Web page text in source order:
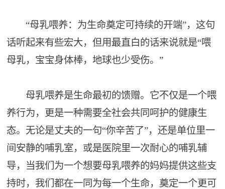
“母乳喂养：为生命奠定可持续的开端”，这句
话听起来有些宏大，但用最直白的话来说就是“喂
母乳，宝宝身体棒，地球也少受伤。”
母乳喂养是生命最初的馈赠。它不仅是一个喂
养行为，更是一种需要全社会共同呵护的健康生
态。无论是丈夫的一句“你辛苦了”，还是单位里一
间安静的哺乳室，或是医院里一次耐心的哺乳辅
导，当我们为一个想要母乳喂养的妈妈提供这些支
持时，我们都在一同为每一个生命，奠定一个更可